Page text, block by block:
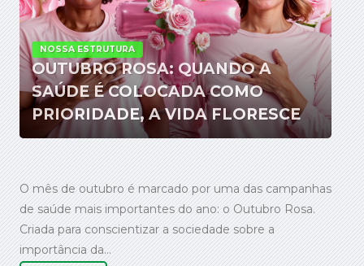
NOSSA ESTRUTURA
OUTUBRO ROSA: QUANDO A
SAÚDE É COLOCADA COMO
PRIORIDADE, A VIDA FLORESCE
O mês de outubro é marcado por uma das campanhas
de saúde mais importantes do ano: o Outubro Rosa.
Criada para conscientizar a sociedade sobre a
importância da...